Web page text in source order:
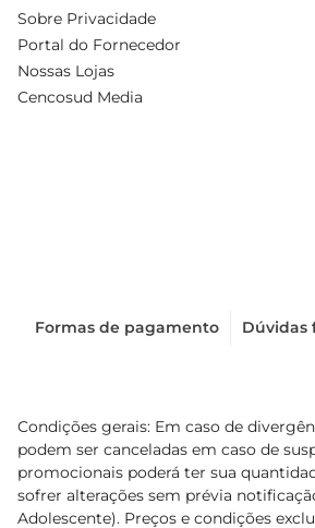
Sobre Privacidade
Portal do Fornecedor
Nossas Lojas
Cencosud Media
Formas de pagamento Dúvidas
Condições gerais: Em caso de
podem ser canceladas em caso de
promocionais poderá ter sua
sofrer alterações sem prévia
Adolescente). Preços e condições